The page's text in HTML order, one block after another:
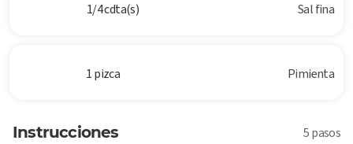
1/4 cdta(s) Sal fina
1 pizca Pimienta
Instrucciones 5 pasos